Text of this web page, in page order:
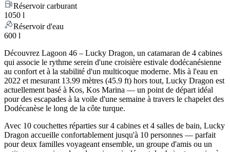
Réservoir carburant
1050 l
Réservoir d'eau
600 l
Découvrez Lagoon 46 – Lucky Dragon, un catamaran de 4 cabines
qui associe le rythme serein d'une croisière estivale dodécanésienne
au confort et à la stabilité d'un multicoque moderne. Mis à l'eau en
2022 et mesurant 13.99 mètres (45.9 ft) hors tout, Lucky Dragon est
actuellement basé à Kos, Kos Marina — un point de départ idéal
pour des escapades à la voile d'une semaine à travers le chapelet des
Dodécanèse le long de la côte turque.
Avec 10 couchettes réparties sur 4 cabines et 4 salles de bain, Lucky
Dragon accueille confortablement jusqu'à 10 personnes — parfait
pour deux familles voyageant ensemble, un groupe d'amis ou un